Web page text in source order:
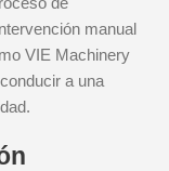
manual
VIE Machinery
a una